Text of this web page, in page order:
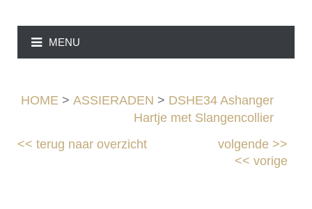
MENU
HOME > ASSIERADEN > DSHE34 Ashanger
Hartje met Slangencollier
<<terug naar overzicht volgende>>
<< vorige